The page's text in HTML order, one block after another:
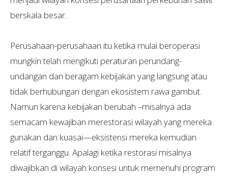
berskala besar.
Perusahaan-perusahaan itu ketika mulai beroperasi
mungkin telah mengikuti peraturan perundang-
undangan dan beragam kebijakan yang langsung atau
tidak berhubungan dengan ekosistem rawa gambut.
Namun karena kebijakan berubah –misalnya ada
semacam kewajiban merestorasi wilayah yang mereka
gunakan dan kuasai—eksistensi mereka kemudian
relatif terganggu. Apalagi ketika restorasi misalnya
diwajibkan di wilayah konsesi untuk memenuhi program